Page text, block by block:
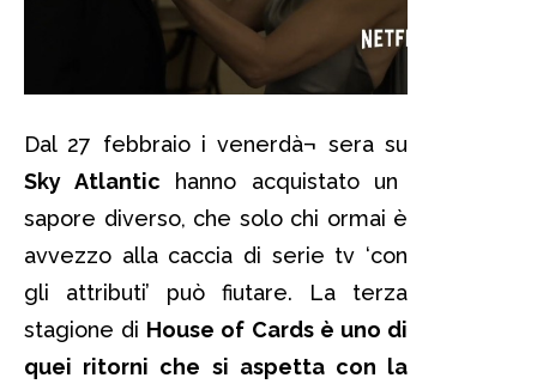
Dal 27 febbraio i venerdà¬ sera su
Sky Atlantic hanno acquistato un
sapore diverso, che solo chi ormai è
avvezzo alla caccia di serie tv ‘con
gli attributi’ può fiutare. La terza
stagione di House of Cards è uno di
quei ritorni che si aspetta con la